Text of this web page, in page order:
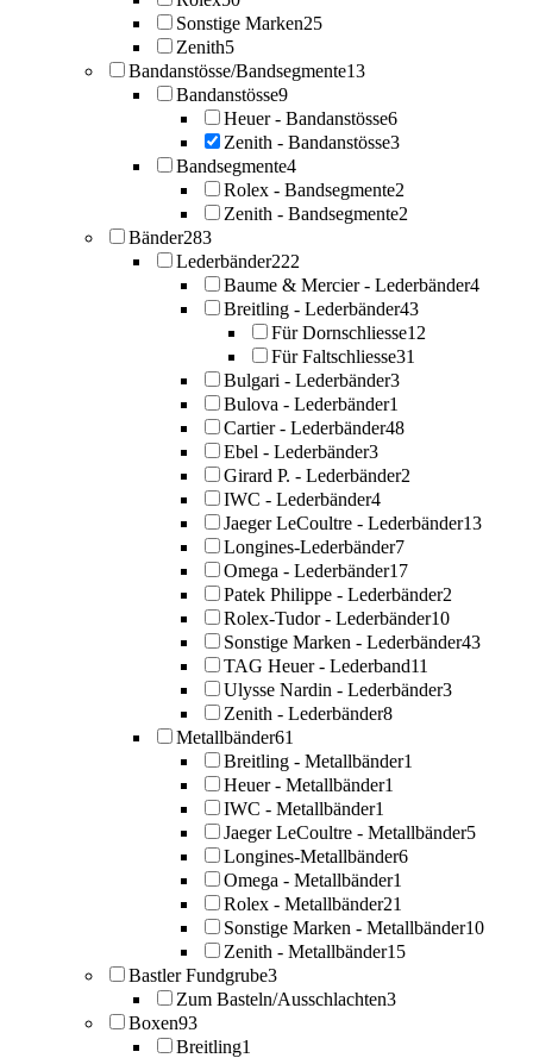
Sonstige Marken25
Zenith5
Bandanstösse/Bandsegmente13
Bandanstösse9
Heuer - Bandanstösse6
Zenith - Bandanstösse3
Bandsegmente4
Rolex - Bandsegmente2
Zenith - Bandsegmente2
Bänder283
Lederbänder222
Baume & Mercier - Lederbänder4
Breitling - Lederbänder43
Für Dornschliesse12
Für Faltschliesse31
Bulgari - Lederbänder3
Bulova - Lederbänder1
Cartier - Lederbänder48
Ebel - Lederbänder3
Girard P. - Lederbänder2
IWC - Lederbänder4
Jaeger LeCoultre - Lederbänder13
Longines-Lederbänder7
Omega - Lederbänder17
Patek Philippe - Lederbänder2
Rolex-Tudor - Lederbänder10
Sonstige Marken - Lederbänder43
TAG Heuer - Lederband11
Ulysse Nardin - Lederbänder3
Zenith - Lederbänder8
Metallbänder61
Breitling - Metallbänder1
Heuer - Metallbänder1
IWC - Metallbänder1
Jaeger LeCoultre - Metallbänder5
Longines-Metallbänder6
Omega - Metallbänder1
Rolex - Metallbänder21
Sonstige Marken - Metallbänder10
Zenith - Metallbänder15
Bastler Fundgrube3
Zum Basteln/Ausschlachten3
Boxen93
Breitling1